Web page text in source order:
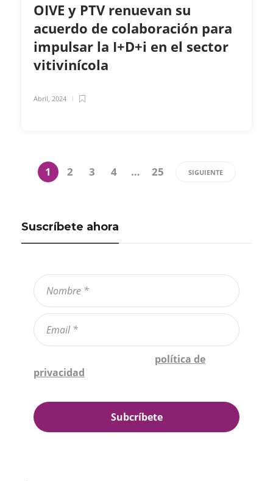
OIVE y PTV renuevan su
acuerdo de colaboración para
impulsar la I+D+i en el sector
vitivinícola
Abril, 2024
1 2 3 4 … 25 SIGUIENTE
Suscríbete ahora
política de
privacidad